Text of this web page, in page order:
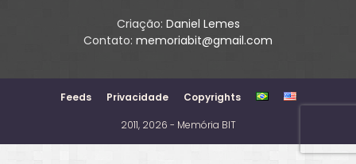
Criação: Daniel Lemes
Contato: memoriabit@gmail.com
Feeds Privacidade Copyrights
2011, 2026 - Memória BIT